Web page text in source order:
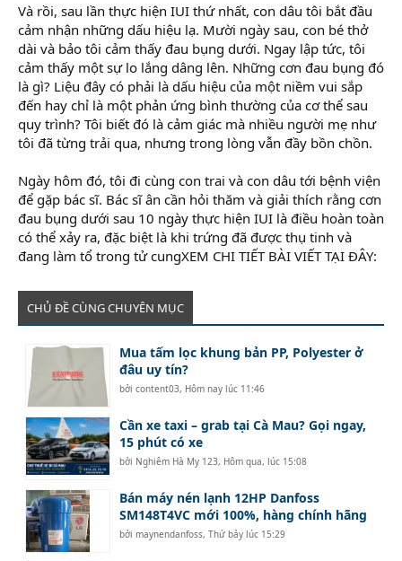
Và rồi, sau lần thực hiện IUI thứ nhất, con dâu tôi bắt đầu
cảm nhận những dấu hiệu lạ. Mười ngày sau, con bé thở
dài và bảo tôi cảm thấy đau bụng dưới. Ngay lập tức, tôi
cảm thấy một sự lo lắng dâng lên. Những cơn đau bụng đó
là gì? Liệu đây có phải là dấu hiệu của một niềm vui sắp
đến hay chỉ là một phản ứng bình thường của cơ thể sau
quy trình? Tôi biết đó là cảm giác mà nhiều người mẹ như
tôi đã từng trải qua, nhưng trong lòng vẫn đầy bồn chồn.
Ngày hôm đó, tôi đi cùng con trai và con dâu tới bệnh viện
để gặp bác sĩ. Bác sĩ ân cần hỏi thăm và giải thích rằng cơn
đau bụng dưới sau 10 ngày thực hiện IUI là điều hoàn toàn
có thể xảy ra, đặc biệt là khi trứng đã được thụ tinh và
đang làm tổ trong tử cungXEM CHI TIẾT BÀI VIẾT TẠI ĐÂY:
CHỦ ĐỀ CÙNG CHUYÊN MỤC
Mua tấm lọc khung bản PP, Polyester ở
đâu uy tín?
bởicontent03, Hôm nay lúc 11:46
Cần xe taxi – grab tại Cà Mau? Gọi ngay,
15 phút có xe
bởi Nghiêm Hà My 123, Hôm qua, lúc 15:08
Bán máy nén lạnh 12HP Danfoss
SM148T4VC mới 100%, hàng chính hãng
bởimaynendanfoss,Thứ bảy lúc 15:29